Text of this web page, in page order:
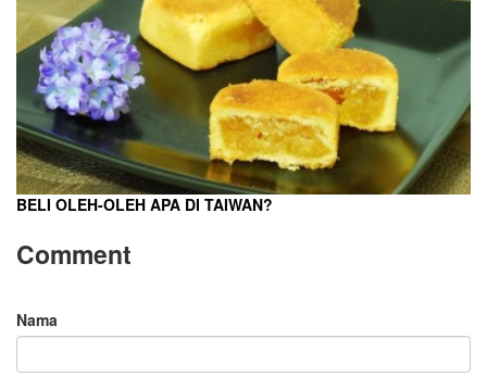
BELI OLEH-OLEH APA DI TAIWAN?
Comment
Nama